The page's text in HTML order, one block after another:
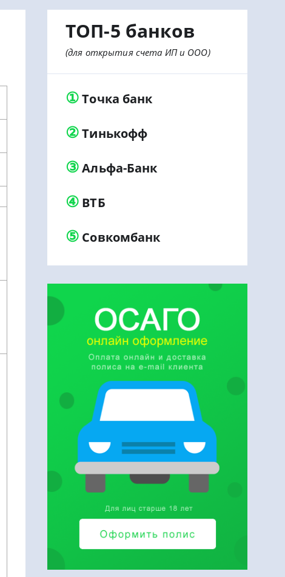
ТОП-5 банков
(для открытия счета ИП и ООО)
①Точка банк
②Тинькофф
③Альфа-Банк
④ ВТБ
⑤ Совкомбанк